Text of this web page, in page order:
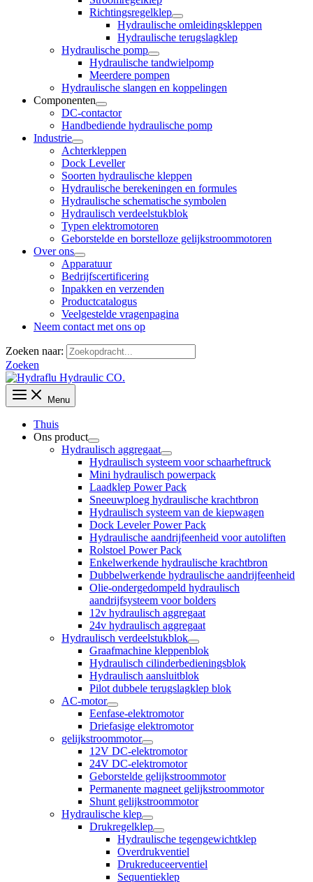
Richtingsregelklep
Hydraulische omleidingskleppen
Hydraulische terugslagklep
Hydraulische pomp
Hydraulische tandwielpomp
Meerdere pompen
Hydraulische slangen en koppelingen
Componenten
DC-contactor
Handbediende hydraulische pomp
Industrie
Achterkleppen
Dock Leveller
Soorten hydraulische kleppen
Hydraulische berekeningen en formules
Hydraulische schematische symbolen
Hydraulisch verdeelstukblok
Typen elektromotoren
Geborstelde en borstelloze gelijkstroommotoren
Over ons
Apparatuur
Bedrijfscertificering
Inpakken en verzenden
Productcatalogus
Veelgestelde vragenpagina
Neem contact met ons op
Zoeken naar:
Zoeken
Menu
Thuis
Ons product
Hydraulisch aggregaat
Hydraulisch systeem voor schaarheftruck
Mini hydraulisch powerpack
Laadklep Power Pack
Sneeuwploeg hydraulische krachtbron
Hydraulisch systeem van de kiepwagen
Dock Leveler Power Pack
Hydraulische aandrijfeenheid voor autoliften
Rolstoel Power Pack
Enkelwerkende hydraulische krachtbron
Dubbelwerkende hydraulische aandrijfeenheid
Olie-ondergedompeld hydraulisch
aandrijfsysteem voor bolders
12v hydraulisch aggregaat
24v hydraulisch aggregaat
Hydraulisch verdeelstukblok
Graafmachine kleppenblok
Hydraulisch cilinderbedieningsblok
Hydraulisch aansluitblok
Pilot dubbele terugslagklep blok
AC-motor
Eenfase-elektromotor
Driefasige elektromotor
gelijkstroommotor
12V DC-elektromotor
24V DC-elektromotor
Geborstelde gelijkstroommotor
Permanente magneet gelijkstroommotor
Shunt gelijkstroommotor
Hydraulische klep
Drukregelklep
Hydraulische tegengewichtklep
Overdrukventiel
Drukreduceerventiel
Sequentieklep